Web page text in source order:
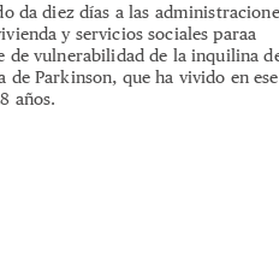
da diez días a las
y servicios sociales paraa
de vulnerabilidad de la inquilina
de Parkinson, que ha vivido en ese
años.